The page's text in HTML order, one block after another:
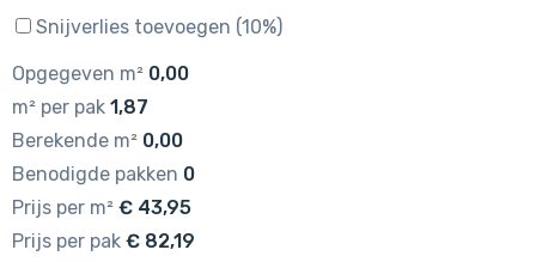
Snijverlies toevoegen (10%)
Opgegeven m² 0,00
m² per pak 1,87
Berekende m² 0,00
Benodigde pakken 0
Prijs per m² € 43,95
Prijs per pak € 82,19